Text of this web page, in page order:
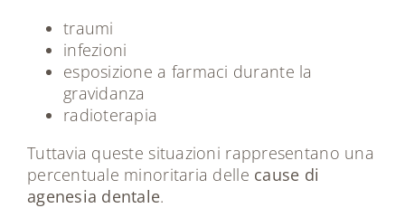
traumi
infezioni
esposizione a farmaci durante la
gravidanza
radioterapia
Tuttavia queste situazioni rappresentano una
percentuale minoritaria delle cause di
agenesia dentale.